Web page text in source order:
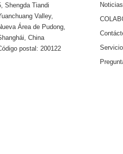
Shengda Tiandi
Valley,
Área de Pudong,
China
postal: 200122
Noticias